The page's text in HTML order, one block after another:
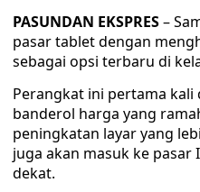
PASUNDAN EKSPRES–
pasar tablet dengan
sebagai opsi terbaru di
Perangkat ini pertama
banderol harga yang
peningkatan layar yang
juga akan masuk ke
dekat.